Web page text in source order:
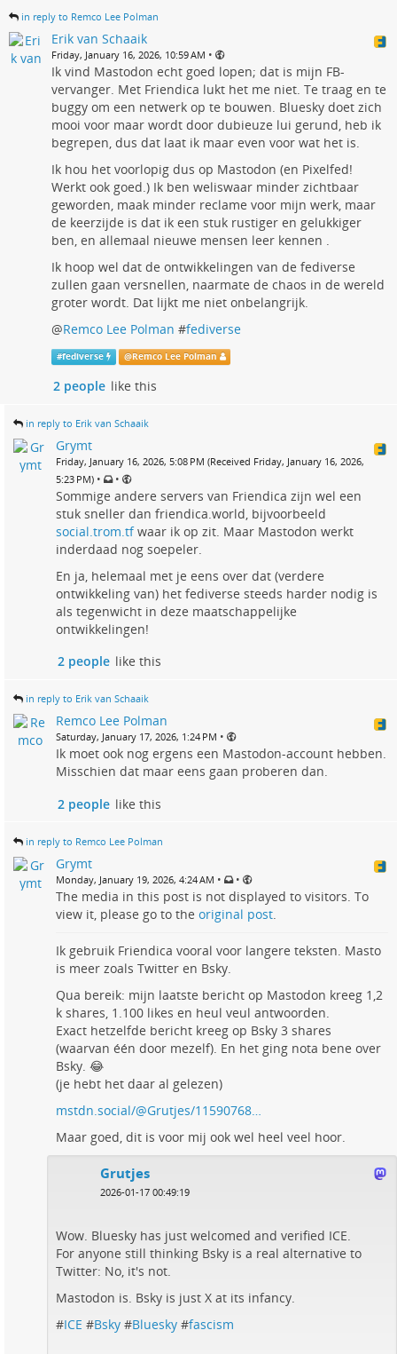
in reply to Remco Lee Polman
Erik van Schaaik
Friday, January 16, 2026, 10:59 AM •
Ik vind Mastodon echt goed lopen; dat is mijn FB-
vervanger. Met Friendica lukt het me niet. Te traag en te
buggy om een netwerk op te bouwen. Bluesky doet zich
mooi voor maar wordt door dubieuze lui gerund, heb ik
begrepen, dus dat laat ik maar even voor wat het is.
Ik hou het voorlopig dus op Mastodon (en Pixelfed!
Werkt ook goed.) Ik ben weliswaar minder zichtbaar
geworden, maak minder reclame voor mijn werk, maar
de keerzijde is dat ik een stuk rustiger en gelukkiger
ben, en allemaal nieuwe mensen leer kennen .
Ik hoop wel dat de ontwikkelingen van de fediverse
zullen gaan versnellen, naarmate de chaos in de wereld
groter wordt. Dat lijkt me niet onbelangrijk.
@Remco Lee Polman #fediverse
#fediverse @Remco Lee Polman
2 people like this
in reply to Erik van Schaaik
Grymt
Friday, January 16, 2026, 5:08 PM (Received Friday, January 16, 2026,
5:23 PM) • •
Sommige andere servers van Friendica zijn wel een
stuk sneller dan friendica.world, bijvoorbeeld
social.trom.tfwaar ik op zit. Maar Mastodon werkt
inderdaad nog soepeler.
En ja, helemaal met je eens over dat (verdere
ontwikkeling van) het fediverse steeds harder nodig is
als tegenwicht in deze maatschappelijke
ontwikkelingen!
2 people like this
in reply to Erik van Schaaik
Remco Lee Polman
Saturday, January 17, 2026, 1:24 PM •
Ik moet ook nog ergens een Mastodon-account hebben.
Misschien dat maar eens gaan proberen dan.
2 people like this
in reply to Remco Lee Polman
Grymt
Monday, January 19, 2026, 4:24 AM • •
The media in this post is not displayed to visitors. To
view it, please go to the original post
Ik gebruik Friendica vooral voor langere teksten. Masto
is meer zoals Twitter en Bsky.
Qua bereik: mijn laatste bericht op Mastodon kreeg 1,2
k shares, 1.100 likes en heul veul antwoorden.
Exact hetzelfde bericht kreeg op Bsky 3 shares
(waarvan één door mezelf). En het ging nota bene over
Bsky. 😂
(je hebt het daar al gelezen)
mstdn.social/@Grutjes/11590768…
Maar goed, dit is voor mij ook wel heel veel hoor.
Grutjes
2026-01-17 00:49:19
Wow. Bluesky has just welcomed and verified ICE.
For anyone still thinking Bsky is a real alternative to
Twitter: No, it's not.
Mastodon is. Bsky is just X at its infancy.
#ICE #Bsky #Bluesky #fascism